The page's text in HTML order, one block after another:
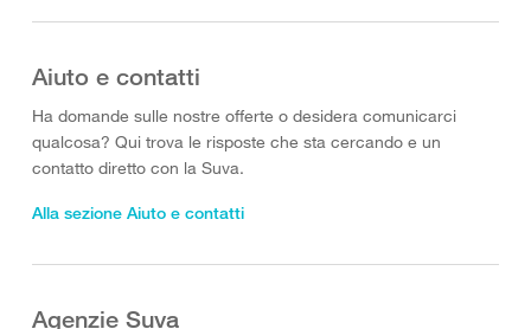
Aiuto e contatti
Ha domande sulle nostre offerte o desidera comunicarci
qualcosa? Qui trova le risposte che sta cercando e un
contatto diretto con la Suva.
Alla sezione Aiuto e contatti
Agenzie Suva